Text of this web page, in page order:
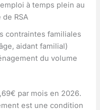
à temps plein au
RSA
contraintes familiales
aidant familial)
du volume
par mois en 2026.
est une condition